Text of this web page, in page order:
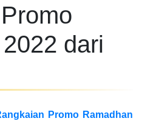
dari
Promo Ramadhan